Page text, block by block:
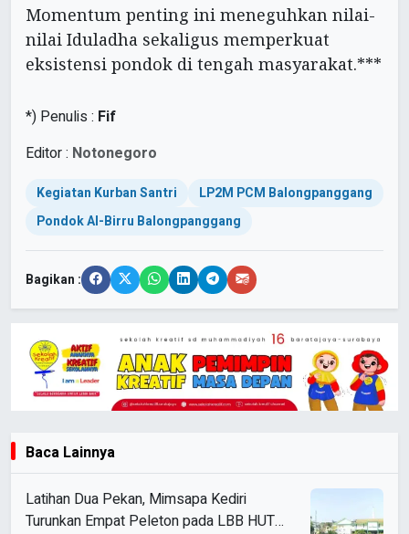
Momentum penting ini meneguhkan nilai-
nilai Iduladha sekaligus memperkuat
eksistensi pondok di tengah masyarakat.***
*) Penulis : Fif
Editor : Notonegoro
Kegiatan Kurban Santri
LP2M PCM Balongpanggang
Pondok Al-Birru Balongpanggang
Bagikan :
Baca Lainnya
Latihan Dua Pekan, Mimsapa Kediri
Turunkan Empat Peleton pada LBB HUT